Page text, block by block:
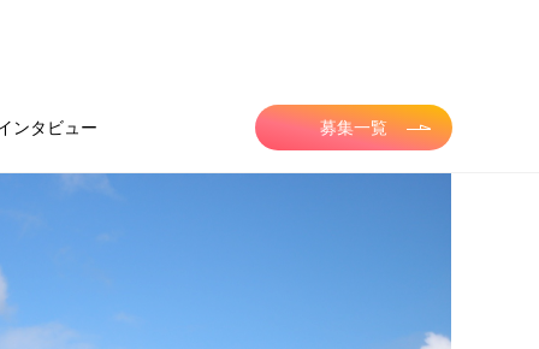
ンタビュー 募集一覧